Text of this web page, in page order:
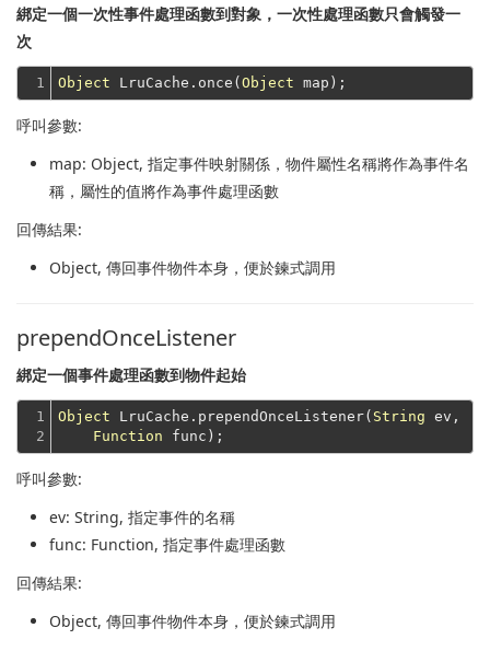
綁定一個一次性事件處理函數到對象，一次性處理函數只會觸發一
次
1 Object LruCache.once( Object
呼叫參數:
map: Object, 指定事件映射關係，物件屬性名稱將作為事件名
稱，屬性的值將作為事件處理函數
回傳結果:
Object, 傳回事件物件本身，便於鍊式調用
prependOnceListener
綁定一個事件處理函數到物件起始
1
2
Object LruCache.prependOnceListener( String ev,
Function
呼叫參數:
ev: String, 指定事件的名稱
func: Function, 指定事件處理函數
回傳結果:
Object, 傳回事件物件本身，便於鍊式調用